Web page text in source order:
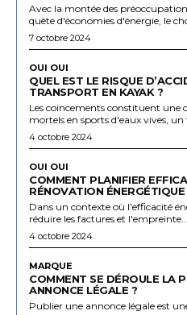
Avec la montée des
quête d'économies d'énergie, le
7 octobre 2024
OUI OUI
QUEL EST LE RISQUE
TRANSPORT EN KAYAK ?
Les coincements constituent une
mortels en sports d'eaux vives, un
4 octobre 2024
OUI OUI
COMMENT PLANIFIER
RÉNOVATION ÉNERGÉTIQUE
Dans un contexte où l'efficacité
réduire les factures et l'empreinte...
4 octobre 2024
MARQUE
COMMENT SE DÉROULE LA
ANNONCE LÉGALE ?
Publier une annonce légale est